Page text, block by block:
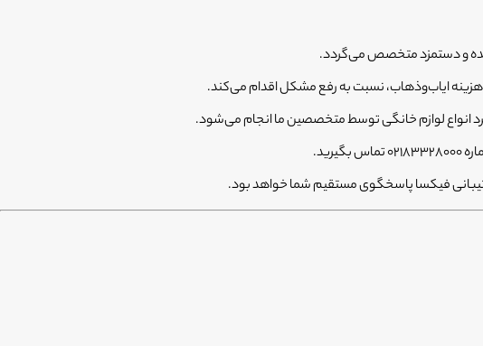
انواع لوازم خانگی توسط متخصصین ما انجام می‌شود.
فیکسا پاسخگوی مستقیم شما خواهد بود.